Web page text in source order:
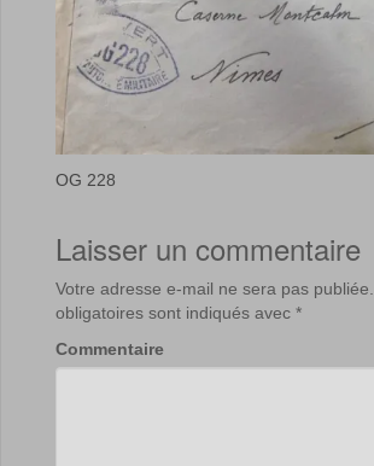
OG 228
Laisser un commentaire
Votre adresse e-mail ne sera pas publiée.
obligatoires sont indiqués avec *
Commentaire